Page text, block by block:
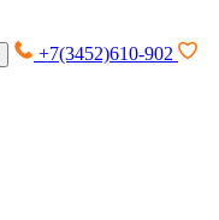
+7(3452)610-902